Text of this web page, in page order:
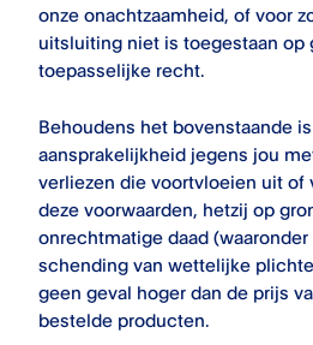
onze onachtzaamheid, of voor
uitsluiting niet is toegestaan op
toepasselijke recht.
Behoudens het bovenstaande
aansprakelijkheid jegens jou
verliezen die voortvloeien uit of
deze voorwaarden, hetzij op
onrechtmatige daad
schending van wettelijke
geen geval hoger dan de prijs
bestelde producten.